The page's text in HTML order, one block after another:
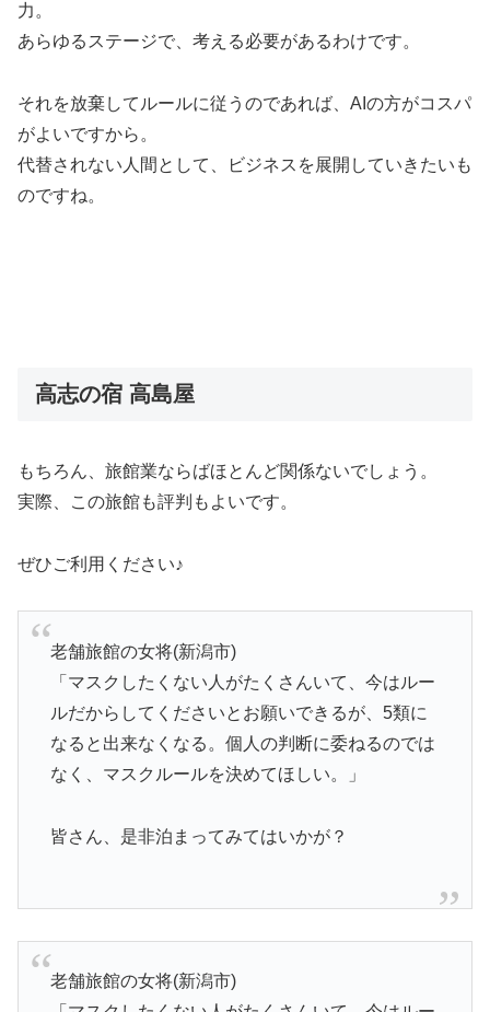
力。
あらゆるステージで、考える必要があるわけです。
それを放棄してルールに従うのであれば、AIの方がコスパ
がよいですから。
代替されない人間として、ビジネスを展開していきたいも
のですね。
高志の宿 高島屋
もちろん、旅館業ならばほとんど関係ないでしょう。
実際、この旅館も評判もよいです。
ぜひご利用ください♪
老舗旅館の女将(新潟市)
「マスクしたくない人がたくさんいて、今はルー
ルだからしてくださいとお願いできるが、5類に
なると出来なくなる。個人の判断に委ねるのでは
なく、マスクルールを決めてほしい。」
皆さん、是非泊まってみてはいかが？
老舗旅館の女将(新潟市)